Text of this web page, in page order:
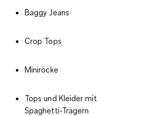
Baggy Jeans
Crop Tops
Miniröcke
Tops und Kleider mit
Spaghetti-Trägern